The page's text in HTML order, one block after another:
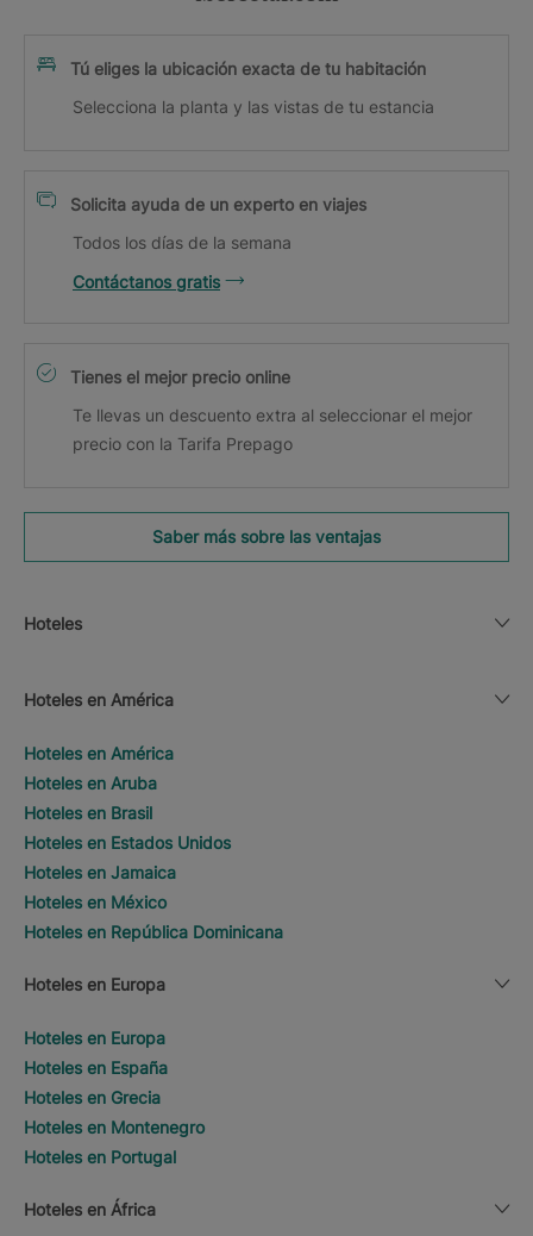
Tú eliges la ubicación exacta de tu habitación
Selecciona la planta y las vistas de tu estancia
Solicita ayuda de un experto en viajes
Todos los días de la semana
Contáctanos gratis
Tienes el mejor precio online
Te llevas un descuento extra al seleccionar el mejor
precio con la Tarifa Prepago
Saber más sobre las ventajas
Hoteles
Hoteles en América
Hoteles en América
Hoteles en Aruba
Hoteles en Brasil
Hoteles en Estados Unidos
Hoteles en Jamaica
Hoteles en México
Hoteles en República Dominicana
Hoteles en Europa
Hoteles en Europa
Hoteles en España
Hoteles en Grecia
Hoteles en Montenegro
Hoteles en Portugal
Hoteles en África